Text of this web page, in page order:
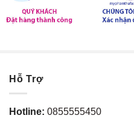
Hỗ Trợ
Hotline: 0855555450